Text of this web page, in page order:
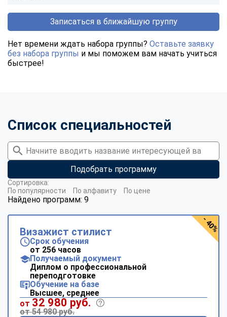
Записаться в ближайшую группу
Нет времени ждать набора группы? Оставьте заявку
без набора группы и мы поможем вам начать учиться
быстрее!
Список специальностей
Подобрать программу
Найдено программ: 9
Сортировка:
По популярности
По алфавиту По цене
Визажист стилист
Срок обучения
от 256 часов
Получаемый документ
Диплом о профессиональной
переподготовке
Обучение на базе
Высшее, среднее
от 32 980 руб.
от 54 980 руб.
- 40%